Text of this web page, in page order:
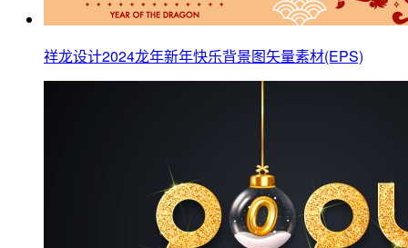
祥龙设计2024龙年新年快乐背景图矢量素材(EPS)